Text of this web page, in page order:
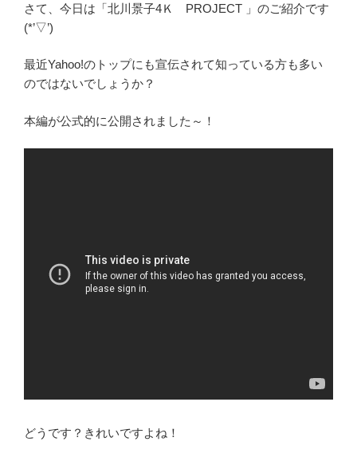
さて、今日は「北川景子4Ｋ PROJECT 」のご紹介です
(*’▽’)
最近Yahoo!のトップにも宣伝されて知っている方も多い
のではないでしょうか？
本編が公式的に公開されました～！
どうです？きれいですよね！